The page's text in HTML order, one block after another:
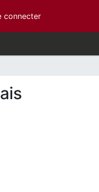
connecter(current)